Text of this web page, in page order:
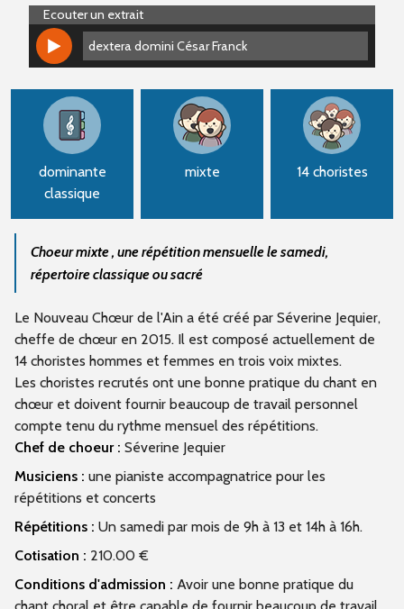
Ecouter un extrait
dextera domini César Franck
dextera domini César Franck
dominante
classique
mixte 14 choristes
Choeur mixte , une répétition mensuelle le samedi,
répertoire classique ou sacré
Le Nouveau Chœur de l'Ain a été créé par Séverine Jequier,
cheffe de chœur en 2015. Il est composé actuellement de
14 choristes hommes et femmes en trois voix mixtes.
Les choristes recrutés ont une bonne pratique du chant en
chœur et doivent fournir beaucoup de travail personnel
compte tenu du rythme mensuel des répétitions.
Chef de choeur : Séverine Jequier
Musiciens : une pianiste accompagnatrice pour les
répétitions et concerts
Répétitions : Un samedi par mois de 9h à 13 et 14h à 16h.
Cotisation : 210.00 €
Conditions d'admission : Avoir une bonne pratique du